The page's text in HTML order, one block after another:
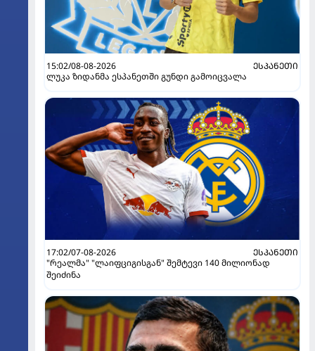
15:02/08-08-2026
ᲔᲡᲞᲐᲜᲔᲗᲘ
ლუკა ზიდანმა ესპანეთში გუნდი გამოიცვალა
17:02/07-08-2026
ᲔᲡᲞᲐᲜᲔᲗᲘ
"რეალმა" "ლაიფციგისგან" შემტევი 140 მილიონად
შეიძინა